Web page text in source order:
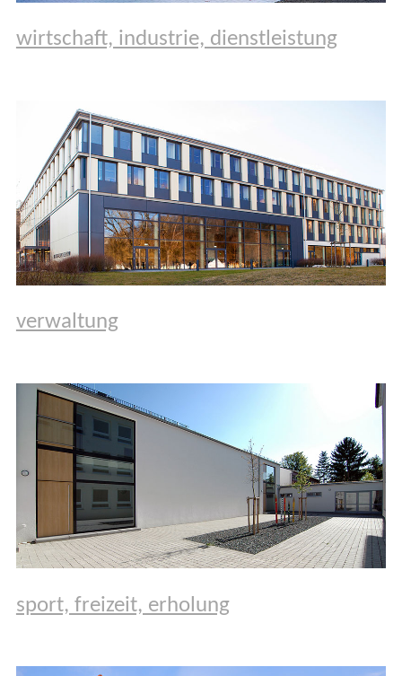
wirtschaft, industrie, dienstleistung
verwaltung
sport, freizeit, erholung